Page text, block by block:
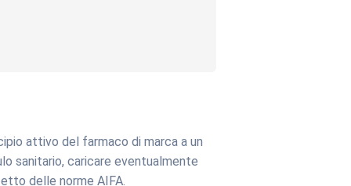
attivo del farmaco di marca a un
sanitario, caricare eventualmente
delle norme AIFA.